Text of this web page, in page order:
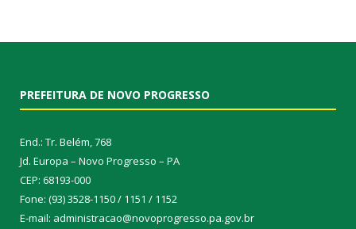
PREFEITURA DE NOVO PROGRESSO
End.: Tr. Belém, 768
Jd. Europa – Novo Progresso – PA
CEP: 68193-000
Fone: (93) 3528-1150 / 1151 / 1152
E-mail: administracao@novoprogresso.pa.gov.br